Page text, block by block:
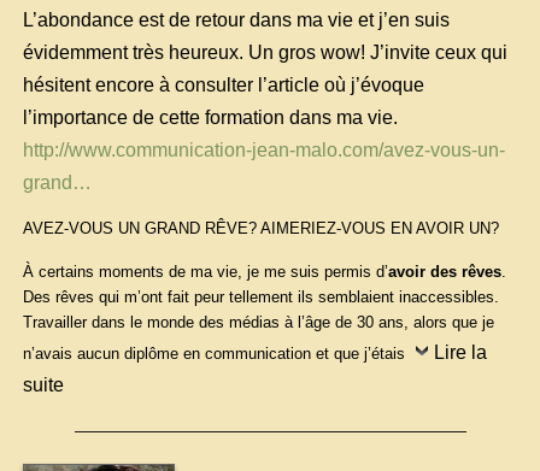
L’abondance est de retour dans ma vie et j’en suis
évidemment très heureux. Un gros wow! J’invite ceux qui
hésitent encore à consulter l’article où j’évoque
l’importance de cette formation dans ma vie.
http://www.communication-jean-malo.com/avez-vous-un-
grand…
AVEZ-VOUS UN GRAND RÊVE? AIMERIEZ-VOUS EN AVOIR UN?
À certains moments de ma vie, je me suis permis d’avoir des rêves.
Des rêves qui m’ont fait peur tellement ils semblaient inaccessibles.
Travailler dans le monde des médias à l’âge de 30 ans, alors que je
n’avais aucun diplôme en communication et que j’étais
Lire la
suite
—————————————————————————